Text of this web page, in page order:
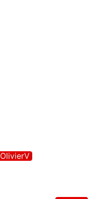
OlivierV